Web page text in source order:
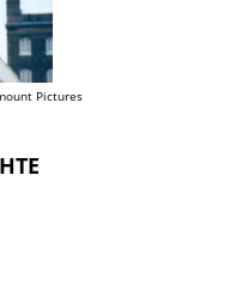
Pictures